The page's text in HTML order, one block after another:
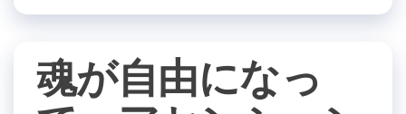
魂が自由になっ